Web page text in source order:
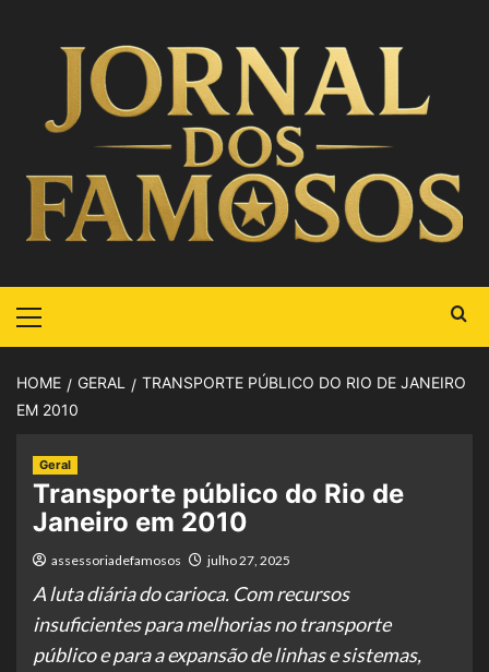
HOME GERAL
TRANSPORTE PÚBLICO DO RIO DE JANEIRO
EM 2010
Geral
Transporte público do Rio de
Janeiro em 2010
assessoriadefamosos julho 27, 2025
A luta diária do carioca. Com recursos
insuficientes para melhorias no transporte
público e para a expansão de linhas e sistemas,